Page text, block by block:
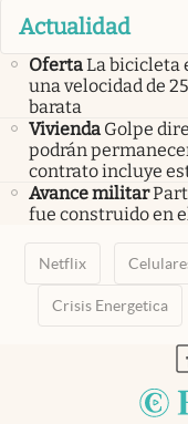
Actualidad
OfertaLa bicicleta
una velocidad de
barata
Vivienda Golpe
podrán
contrato incluye
Avance militar
fue construido en
Netflix
Crisis Energetica